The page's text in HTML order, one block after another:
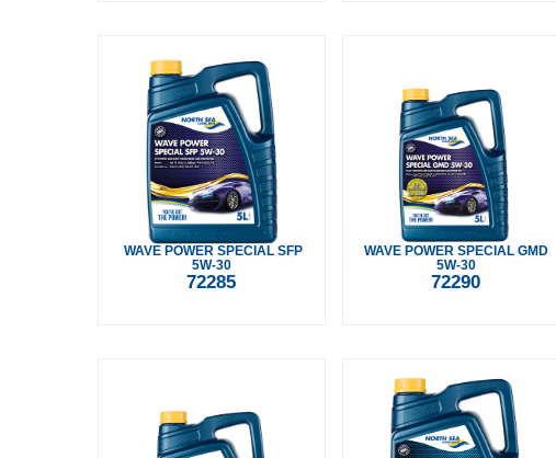
WAVE POWER SPECIAL SFP
5W-30
72285
WAVE POWER SPECIAL GMD
5W-30
72290